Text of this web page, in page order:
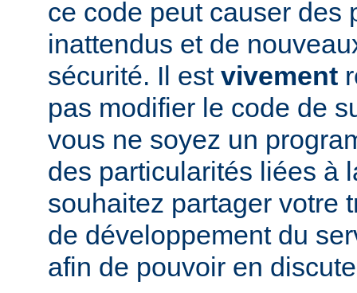
ce code peut causer des
inattendus et de
sécurité. Il est vivement
pas modifier le code de
vous ne soyez un
des particularités liées à
souhaitez partager votre
de développement du
afin de pouvoir en